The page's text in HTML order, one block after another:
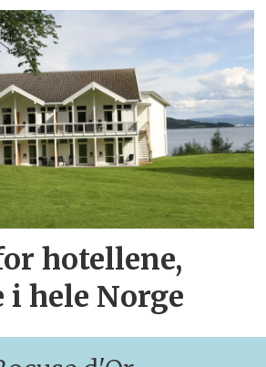
hotellene,
hele Norge